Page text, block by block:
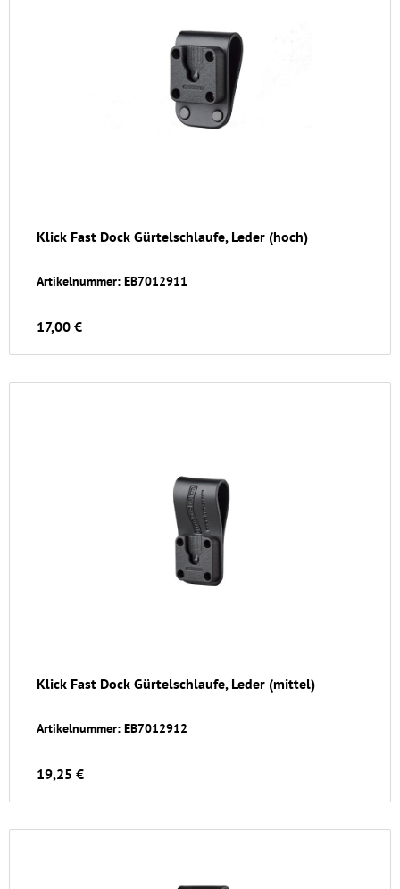
Klick Fast Dock Gürtelschlaufe, Leder (hoch)
Artikelnummer: EB7012911
17,00 €
Klick Fast Dock Gürtelschlaufe, Leder (mittel)
Artikelnummer: EB7012912
19,25 €